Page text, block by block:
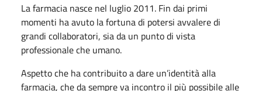
La farmacia nasce nel luglio 2011. Fin dai primi
momenti ha avuto la fortuna di potersi avvalere di
grandi collaboratori, sia da un punto di vista
professionale che umano.
Aspetto che ha contribuito a dare un’identità alla
farmacia, che da sempre va incontro il più possibile alle